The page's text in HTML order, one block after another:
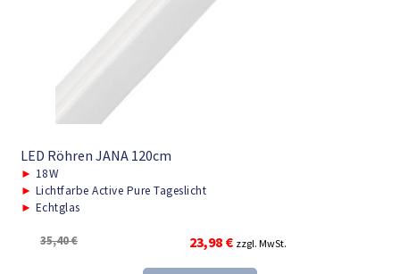
LED Röhren JANA 120cm
► 18W
► Lichtfarbe Active Pure Tageslicht
► Echtglas
35,40€
Ursprünglicher
Preis
23,98 €Aktueller
Preis
zzgl. MwSt.